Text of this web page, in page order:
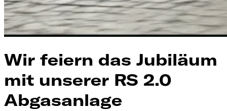
Wir feiern das Jubiläum
mit unserer RS 2.0
Abgasanlage